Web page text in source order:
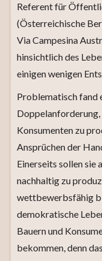
Referent für
(Österreichische
Via Campesina
hinsichtlich des
einigen wenigen
Problematisch fand
Doppelanforderung,
Konsumenten zu
Ansprüchen der
Einerseits sollen sie
nachhaltig zu
wettbewerbsfähig
demokratische
Bauern und
bekommen, denn